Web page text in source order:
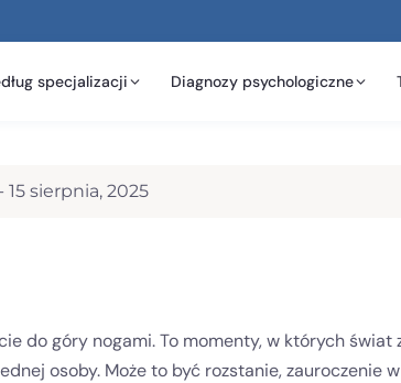
specjalizacji Diagnozy psychologiczne
15 sierpnia, 2025
do góry nogami. To momenty, w których świat
osoby. Może to być rozstanie, zauroczenie